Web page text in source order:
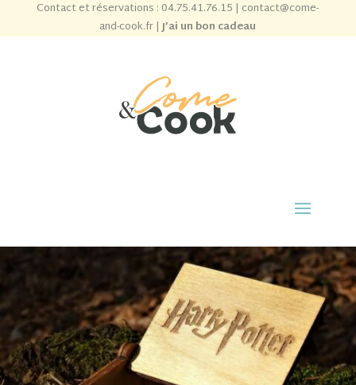
Contact et réservations : 04.75.41.76.15 | contact@come-
and-cook.fr|J’ai un bon cadeau